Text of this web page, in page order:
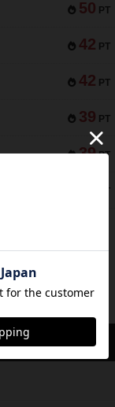
50 PT
42 PT
42 PT
39 PT
39 PT
PT
Inc.の商標です。
です。